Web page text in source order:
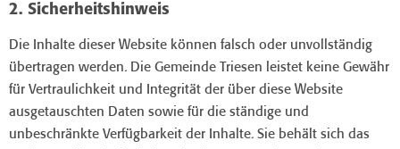
2. Sicherheitshinweis
Die Inhalte dieser Website können falsch oder unvollständig
übertragen werden. Die Gemeinde Triesen leistet keine Gewähr
für Vertraulichkeit und Integrität der über diese Website
ausgetauschten Daten sowie für die ständige und
unbeschränkte Verfügbarkeit der Inhalte. Sie behält sich das